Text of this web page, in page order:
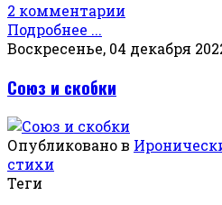
2 комментарии
Подробнее ...
Воскресенье, 04 декабря
Союз и скобки
Опубликовано в
стихи
Теги